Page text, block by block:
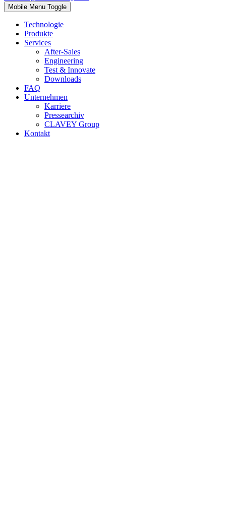
Mobile Menu Toggle
Technologie
Produkte
Services
After-Sales
Engineering
Test & Innovate
Downloads
FAQ
Unternehmen
Karriere
Pressearchiv
CLAVEY Group
Kontakt